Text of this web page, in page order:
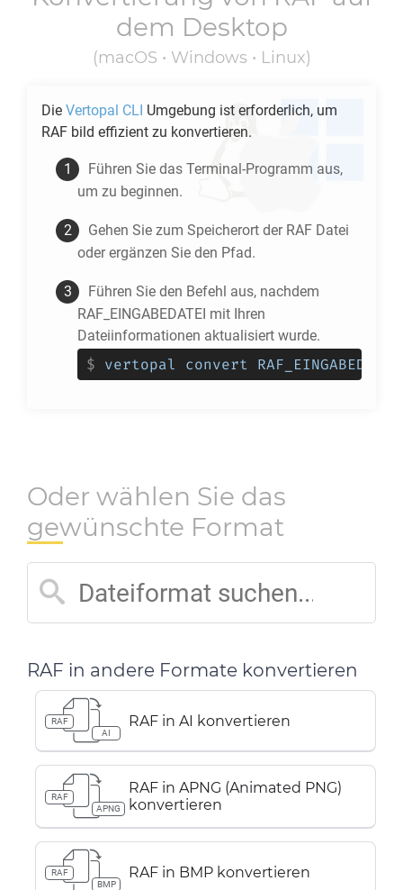
dem Desktop
(macOS • Windows • Linux)
Die Vertopal CLI Umgebung ist erforderlich, um
RAF bild effizient zu konvertieren.
Führen Sie das Terminal-Programm aus,
um zu beginnen.
Gehen Sie zum Speicherort der RAF Datei
oder ergänzen Sie den Pfad.
Führen Sie den Befehl aus, nachdem
RAF_EINGABEDATEI mit Ihren
Dateiinformationen aktualisiert wurde.
$ vertopal convert
Oder wählen Sie das
gewünschte Format
RAF in andere Formate konvertieren
RAF
AI
RAF in AI konvertieren
RAF
APNG
RAF in APNG (Animated PNG)
konvertieren
RAF
BMP
RAF in BMP konvertieren